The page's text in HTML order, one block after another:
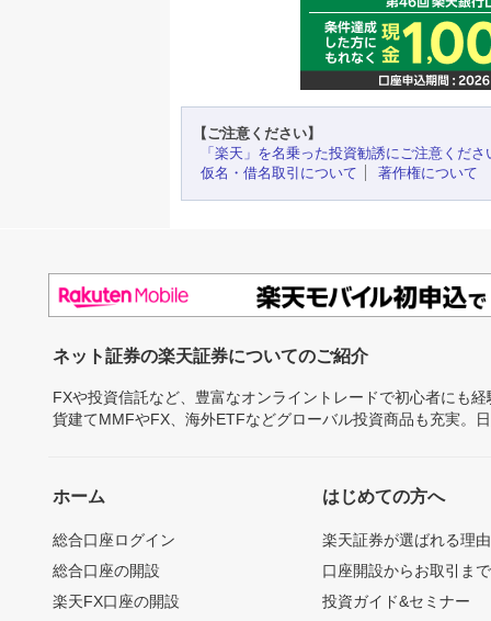
【ご注意ください】
「楽天」を名乗った投資勧誘にご注意くださ
仮名・借名取引について
著作権について
ネット証券の楽天証券についてのご紹介
FXや投資信託など、豊富なオンライントレードで初心者にも
貨建てMMFやFX、海外ETFなどグローバル投資商品も充実。
ホーム
総合口座ログイン
総合口座の開設
楽天FX口座の開設
はじめての方へ
楽天証券が選ばれる理由
口座開設からお取引ま
投資ガイド&セミナー